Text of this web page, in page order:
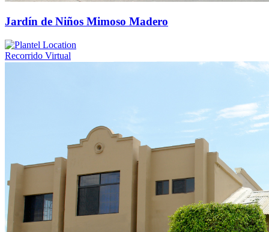
Jardín de Niños Mimoso Madero
Recorrido Virtual